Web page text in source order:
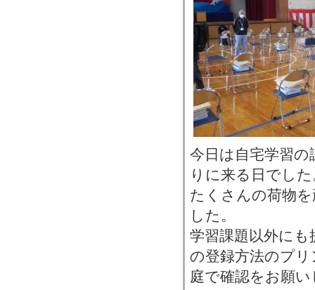
今日は自宅学習
りに来る日でした
たくさんの荷物
した。
学習課題以外にも
の登録方法のプ
庭で確認をお願